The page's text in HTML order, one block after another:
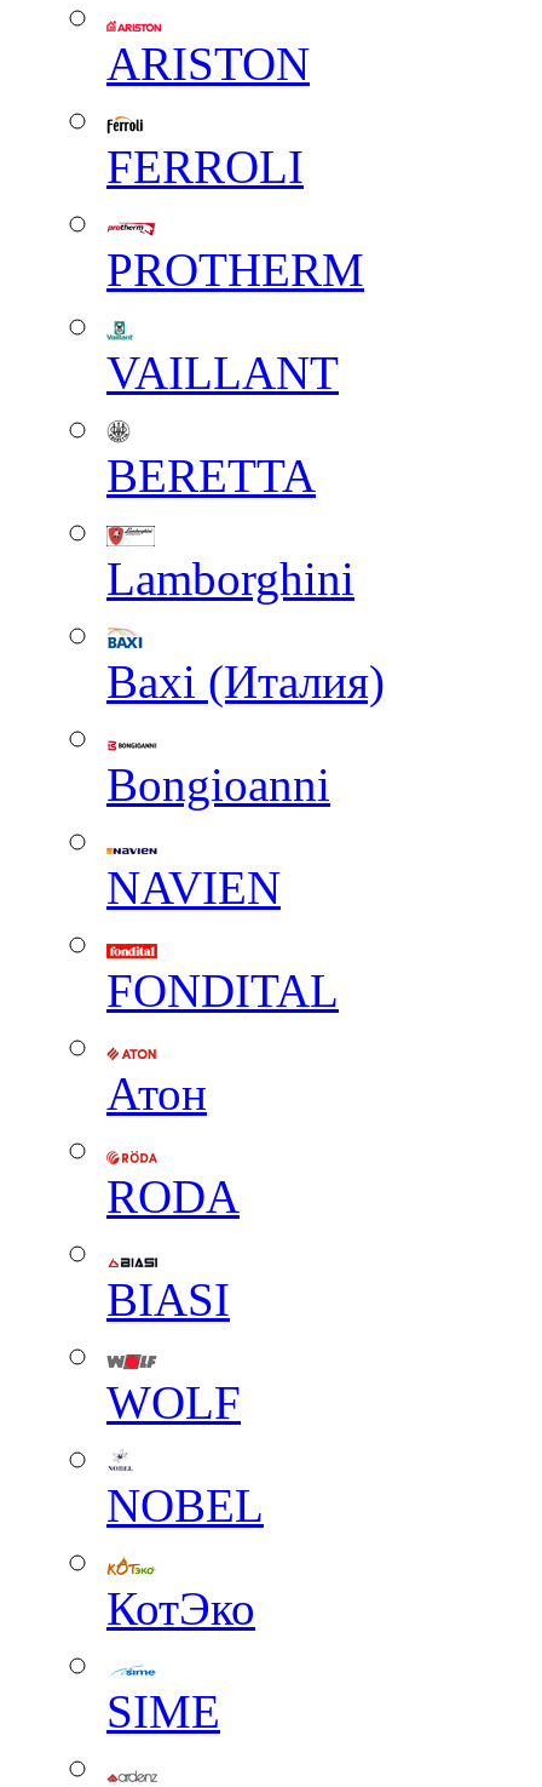
ARISTON
FERROLI
PROTHERM
VAILLANT
BERETTA
Lamborghini
Baxi (Италия)
Вongioanni
NAVIEN
FONDITAL
Атон
RODA
BIASI
WOLF
NOBEL
КотЭко
SIME